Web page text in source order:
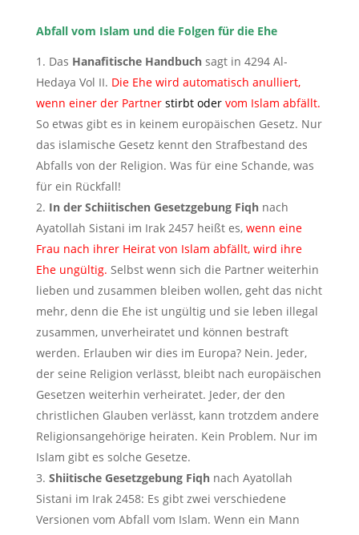
Abfall vom Islam und die Folgen für die Ehe
Das Hanafitische Handbuchsagt in 4294 Al-
Hedaya Vol II. Die Ehe wird automatisch anulliert,
wenn einer der Partner stirbt odervom Islam abfällt.
So etwas gibt es in keinem europäischen Gesetz. Nur
das islamische Gesetz kennt den Strafbestand des
Abfalls von der Religion. Was für eine Schande, was
für ein Rückfall!
In der Schiitischen Gesetzgebung Fiqhnach
Ayatollah Sistani im Irak 2457 heißt es, wenn eine
Frau nach ihrer Heirat von Islam abfällt, wird ihre
Ehe ungültig. Selbst wenn sich die Partner weiterhin
lieben und zusammen bleiben wollen, geht das nicht
mehr, denn die Ehe ist ungültig und sie leben illegal
zusammen, unverheiratet und können bestraft
werden. Erlauben wir dies im Europa? Nein. Jeder,
der seine Religion verlässt, bleibt nach europäischen
Gesetzen weiterhin verheiratet. Jeder, der den
christlichen Glauben verlässt, kann trotzdem andere
Religionsangehörige heiraten. Kein Problem. Nur im
Islam gibt es solche Gesetze.
Shiitische Gesetzgebung Fiqhnach Ayatollah
Sistani im Irak 2458: Es gibt zwei verschiedene
Versionen vom Abfall vom Islam. Wenn ein Mann